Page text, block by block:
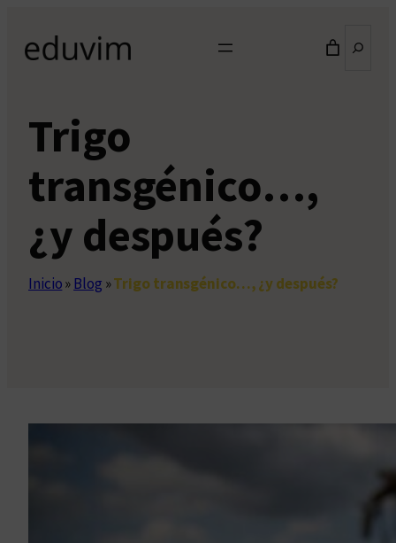
contenido
Trigo
transgénico…,
¿y después?
Inicio» Blog »Trigo transgénico…, ¿y después?